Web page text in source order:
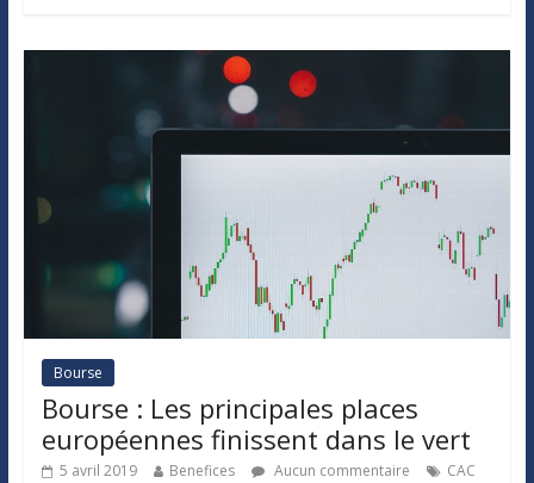
Bourse
Bourse : Les principales places
européennes finissent dans le vert
5 avril 2019 Benefices Aucun commentaire
CAC